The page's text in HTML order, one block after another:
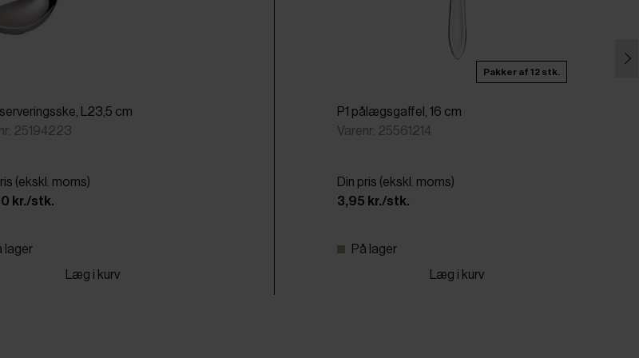
L23,5 cm
25194223
(ekskl. moms)
kr./stk.
lager
Læg i kurv
Pakker af 12 stk.
P1 pålægsgaffel, 16 cm
Varenr: 25561214
Din pris (ekskl. moms)
3,95 kr./stk.
På lager
Læg i kurv